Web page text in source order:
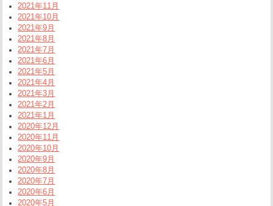
2021年11月
2021年10月
2021年9月
2021年8月
2021年7月
2021年6月
2021年5月
2021年4月
2021年3月
2021年2月
2021年1月
2020年12月
2020年11月
2020年10月
2020年9月
2020年8月
2020年7月
2020年6月
2020年5月